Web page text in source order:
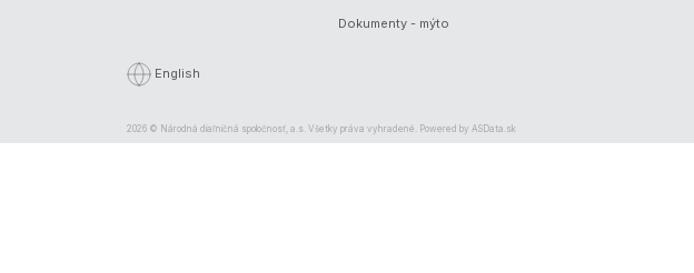
English
Dokumenty - mýto
2026 © Národná diaľničná spoločnosť, a.s. Všetky práva vyhradené. Powered by ASData.sk